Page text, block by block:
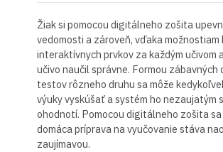
Žiak si pomocou digitálneho zošita
vedomosti a zároveň, vďaka možnostiam
interaktívnych prvkov za každým učivom
učivo naučil správne. Formou zábavných
testov rôzneho druhu sa môže
výuky vyskúšať a systém ho nezaujatým
ohodnotí. Pomocou digitálneho zošita sa
domáca príprava na vyučovanie stáva
zaujímavou.